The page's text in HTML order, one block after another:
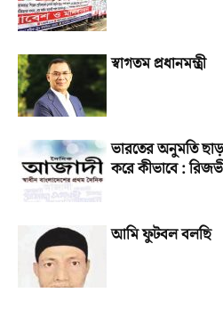
স্বাগতম প্রধানমন্ত্রী
ভারতের অনুমতি
করে কীভাবে :
আমি ফুটবল বলছি